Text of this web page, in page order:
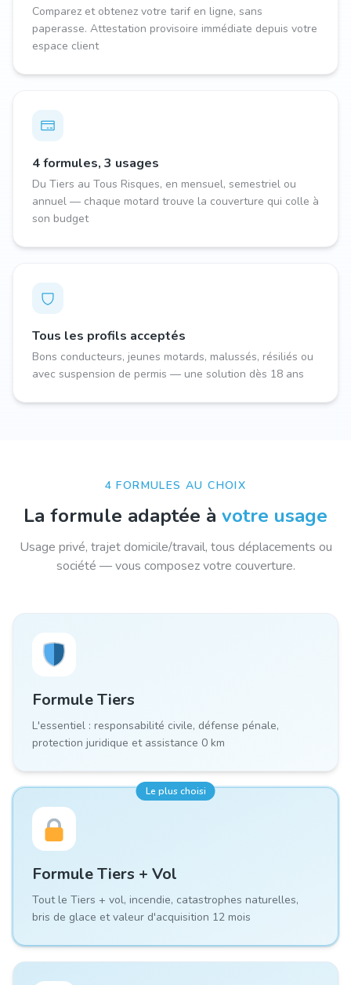
Comparez et obtenez votre tarif en ligne, sans
paperasse. Attestation provisoire immédiate depuis votre
espace client
4 formules, 3 usages
Du Tiers au Tous Risques, en mensuel, semestriel ou
annuel — chaque motard trouve la couverture qui colle à
son budget
Tous les profils acceptés
Bons conducteurs, jeunes motards, malussés, résiliés ou
avec suspension de permis — une solution dès 18 ans
4 FORMULES AU CHOIX
La formule adaptée à votre usage
Usage privé, trajet domicile/travail, tous déplacements ou
société — vous composez votre couverture.
FormuleTiers
L'essentiel : responsabilité civile, défense pénale,
protection juridique et assistance 0 km
Le plus choisi
FormuleTiers + Vol
Tout le Tiers + vol, incendie, catastrophes naturelles,
bris de glace et valeur d'acquisition 12 mois